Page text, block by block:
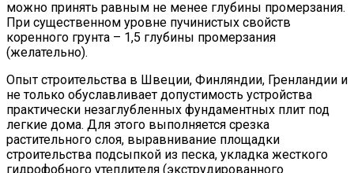
можно принять равным не менее глубины промерзания.
При существенном уровне пучинистых свойств
коренного грунта – 1,5 глубины промерзания
(желательно).
Опыт строительства в Швеции, Финляндии, Гренландии и
не только обуславливает допустимость устройства
практически незаглубленных фундаментных плит под
легкие дома. Для этого выполняется срезка
растительного слоя, выравнивание площадки
строительства подсыпкой из песка, укладка жесткого
гидрофобного утеплителя (экструдированного